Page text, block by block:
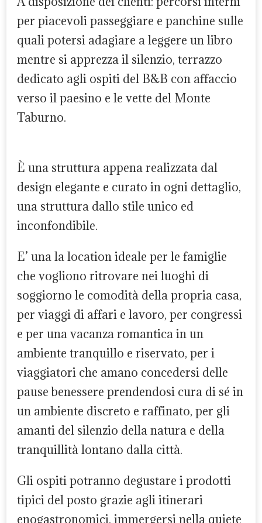
per piacevoli passeggiare e panchine sulle
quali potersi adagiare a leggere un libro
mentre si apprezza il silenzio, terrazzo
dedicato agli ospiti del B&B con affaccio
verso il paesino e le vette del Monte
Taburno.
È una struttura appena realizzata dal
design elegante e curato in ogni dettaglio,
una struttura dallo stile unico ed
inconfondibile.
E’ una la location ideale per le famiglie
che vogliono ritrovare nei luoghi di
soggiorno le comodità della propria casa,
per viaggi di affari e lavoro, per congressi
e per una vacanza romantica in un
ambiente tranquillo e riservato, per i
viaggiatori che amano concedersi delle
pause benessere prendendosi cura di sé in
un ambiente discreto e raffinato, per gli
amanti del silenzio della natura e della
tranquillità lontano dalla città.
Gli ospiti potranno degustare i prodotti
tipici del posto grazie agli itinerari
enogastronomici, immergersi nella quiete